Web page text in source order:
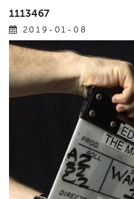
1113467
2019-01-08